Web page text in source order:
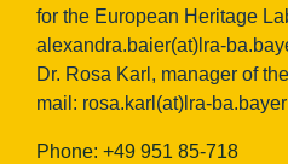
for the European Heritage
alexandra.baier(at)lra-
Dr. Rosa Karl, manager of
mail: rosa.karl(at)lra-
Phone: +49 951 85-718